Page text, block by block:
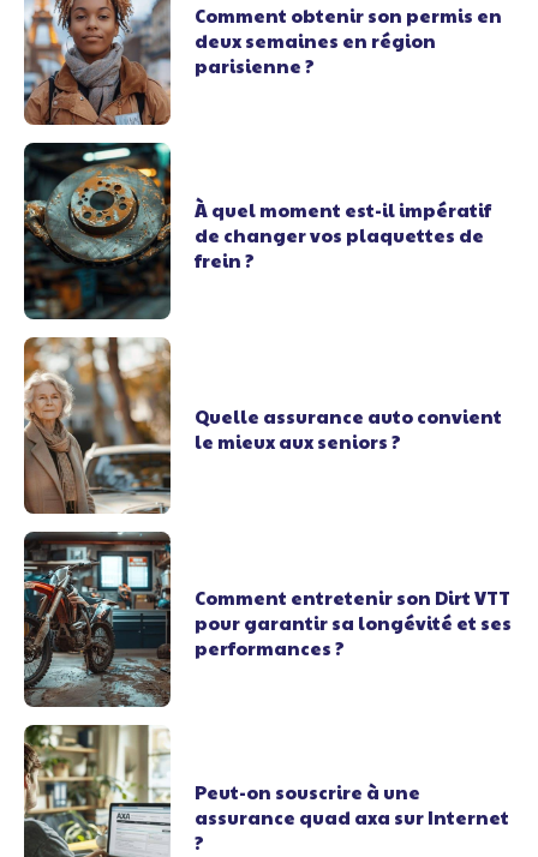
Comment obtenir son permis en
deux semaines en région
parisienne ?
À quel moment est-il impératif
de changer vos plaquettes de
frein ?
Quelle assurance auto convient
le mieux aux seniors ?
Comment entretenir son Dirt VTT
pour garantir sa longévité et ses
performances ?
Peut-on souscrire à une
assurance quad axa sur Internet
?